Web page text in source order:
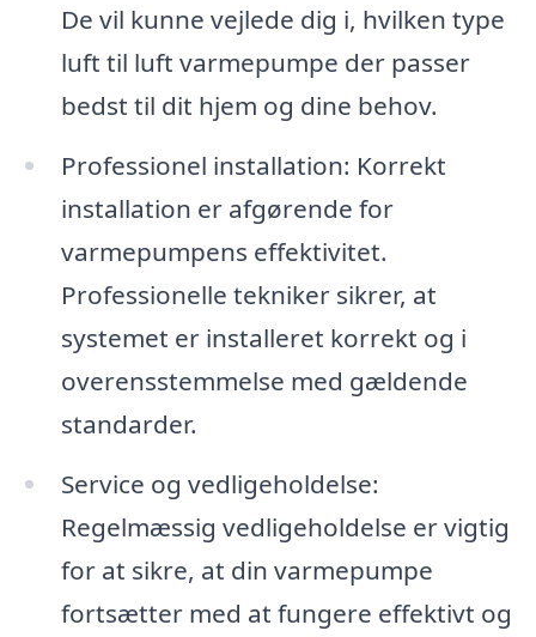
De vil kunne vejlede dig i, hvilken type
luft til luft varmepumpe der passer
bedst til dit hjem og dine behov.
Professionel installation: Korrekt
installation er afgørende for
varmepumpens effektivitet.
Professionelle tekniker sikrer, at
systemet er installeret korrekt og i
overensstemmelse med gældende
standarder.
Service og vedligeholdelse:
Regelmæssig vedligeholdelse er vigtig
for at sikre, at din varmepumpe
fortsætter med at fungere effektivt og